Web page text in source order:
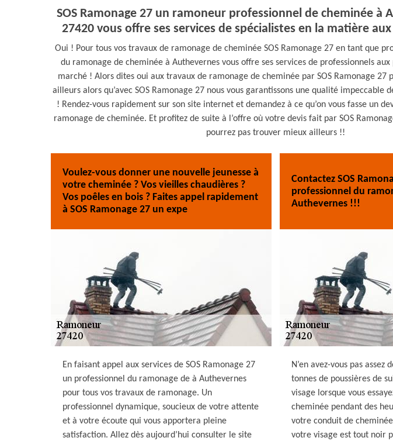
SOS Ramonage 27 un ramoneur professionnel de cheminée à
27420 vous offre ses services de spécialistes en la matière
Oui ! Pour tous vos travaux de ramonage de cheminée SOS Ramonage 27 en tant que
du ramonage de cheminée à Authevernes vous offre ses services de professionnels
marché ! Alors dites oui aux travaux de ramonage de cheminée par SOS Ramonage 27
ailleurs alors qu’avec SOS Ramonage 27 nous vous garantissons une qualité impeccable
! Rendez-vous rapidement sur son site internet et demandez à ce qu’on vous fasse un
ramonage de cheminée. Et profitez de suite à l’offre où votre devis fait par SOS
pourrez pas trouver mieux ailleurs !!
Voulez-vous donner une nouvelle jeunesse à
votre cheminée ? Vos vieilles chaudières ?
Vos poêles en bois ? Faites appel rapidement
à SOS Ramonage 27 un expe
En faisant appel aux services de SOS Ramonage 27
un professionnel du ramonage de à Authevernes
pour tous vos travaux de ramonage. Un
professionnel dynamique, soucieux de votre attente
et à votre écoute qui vous apportera pleine
satisfaction. Allez dès aujourd’hui consulter le site
Contactez SOS
professionnel du
Authevernes !!!
N’en avez-vous pas assez
tonnes de poussières de
visage lorsque vous
cheminée pendant des
votre conduit de
votre visage est tout noir